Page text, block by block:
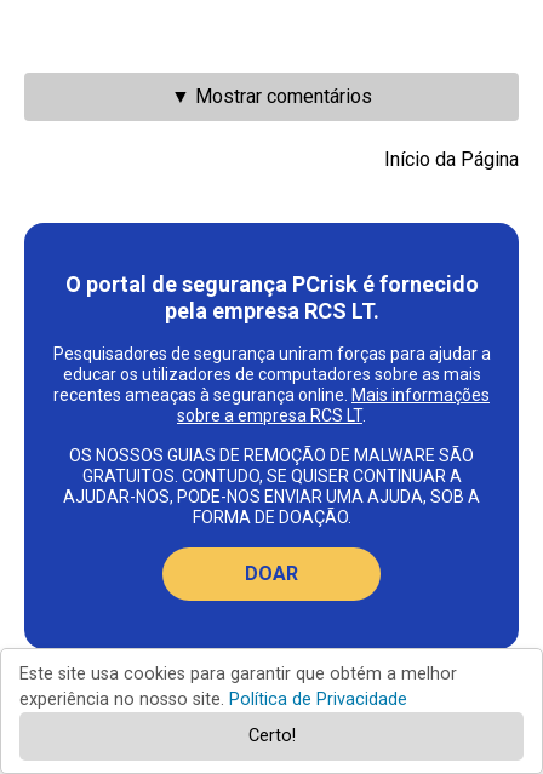
▼ Mostrar comentários
Início da Página
O portal de segurança PCrisk é fornecido
pela empresa RCS LT.
Pesquisadores de segurança uniram forças para ajudar a
educar os utilizadores de computadores sobre as mais
recentes ameaças à segurança online. Mais informações
sobre a empresa RCS LT.
OS NOSSOS GUIAS DE REMOÇÃO DE MALWARE SÃO
GRATUITOS. CONTUDO, SE QUISER CONTINUAR A
AJUDAR-NOS, PODE-NOS ENVIAR UMA AJUDA, SOB A
FORMA DE DOAÇÃO.
DOAR
Este site usa cookies para garantir que obtém a melhor
experiência no nosso site. Política de Privacidade
Certo!